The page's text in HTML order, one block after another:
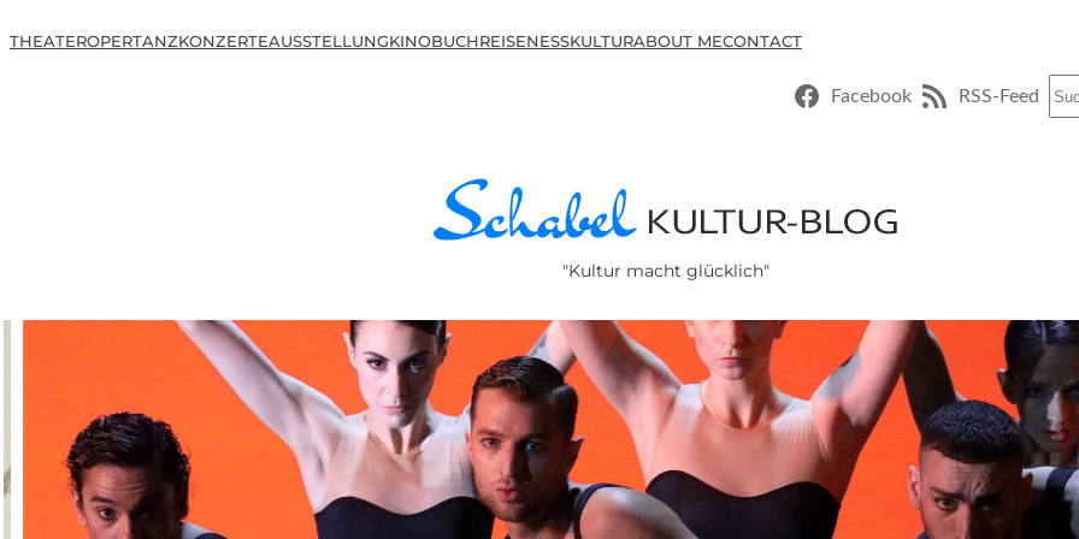
THEATEROPERTANZKONZERTEAUSSTELLUNGKINOBUCHREISENESSKULTURABOUT MECONTACT
Facebook RSS-Feed
"Kultur macht glücklich"